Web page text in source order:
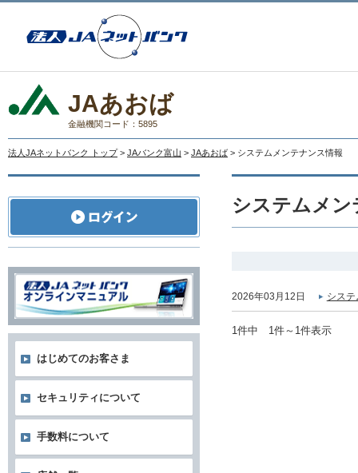
JAあおば
金融機関コード：5895
法人JAネットバンク トップ > JAバンク富山 > JAあおば > システムメンテナンス情報
システムメ
2026年03月12日 シス
1件中 1件～1件表示
はじめてのお客さま
セキュリティについて
手数料について